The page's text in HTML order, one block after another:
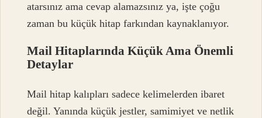
atarsınız ama cevap alamazsınız ya, işte çoğu
zaman bu küçük hitap farkından kaynaklanıyor.
Mail Hitaplarında Küçük Ama Önemli
Detaylar
Mail hitap kalıpları sadece kelimelerden ibaret
değil. Yanında küçük jestler, samimiyet ve netlik